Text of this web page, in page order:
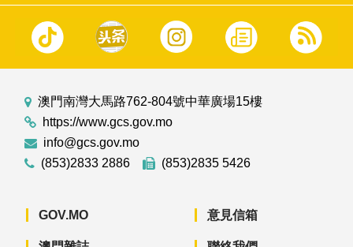
澳門南灣大馬路762-804號中華廣場15樓
https://www.gcs.gov.mo
info@gcs.gov.mo
(853)2833 2886
(853)2835 5426
GOV.MO 意見信箱